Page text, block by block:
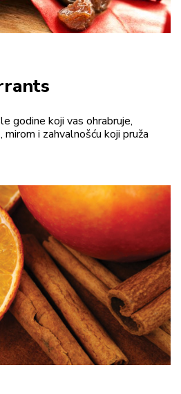
godine koji vas ohrabruje,
mirom i zahvalnošću koji pruža